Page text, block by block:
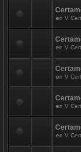
en V
en V
en V
en V
en V